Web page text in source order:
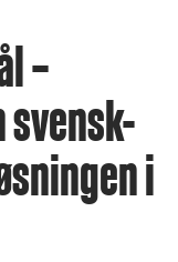
–
svensk-
i